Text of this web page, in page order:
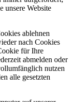
unsere Website
ablehnen
nach Cookies
für Ihre
abmelden oder
nutzen
alle gesetzten